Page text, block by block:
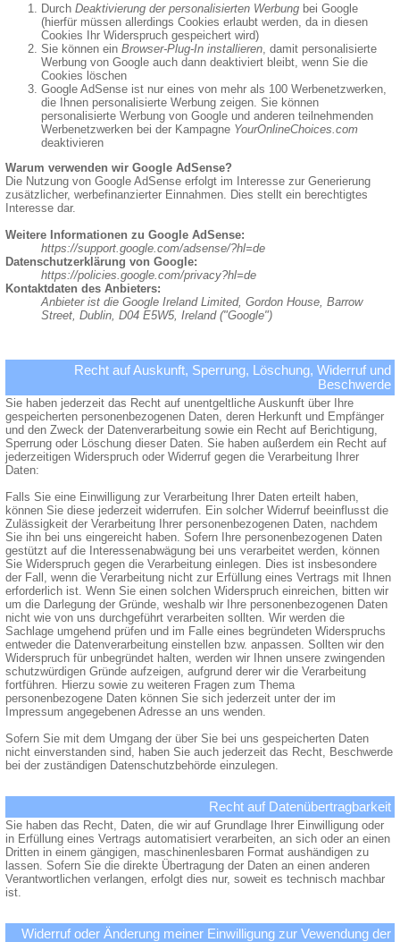
Durch Deaktivierung der personalisierten Werbung bei Google
(hierfür müssen allerdings Cookies erlaubt werden, da in diesen
Cookies Ihr Widerspruch gespeichert wird)
Sie können ein Browser-Plug-In installieren , damit personalisierte
Werbung von Google auch dann deaktiviert bleibt, wenn Sie die
Cookies löschen
Google AdSense ist nur eines von mehr als 100 Werbenetzwerken,
die Ihnen personalisierte Werbung zeigen. Sie können
personalisierte Werbung von Google und anderen teilnehmenden
Werbenetzwerken bei der Kampagne YourOnlineChoices.com
deaktivieren
Warum verwenden wir Google AdSense?
Die Nutzung von Google AdSense erfolgt im Interesse zur Generierung
zusätzlicher, werbefinanzierter Einnahmen. Dies stellt ein berechtigtes
Interesse dar.
Weitere Informationen zu Google AdSense:
https://support.google.com/adsense/?hl=de
Datenschutzerklärung von Google:
https://policies.google.com/privacy?hl=de
Kontaktdaten des Anbieters:
Anbieter ist die Google Ireland Limited, Gordon House, Barrow
Street, Dublin, D04 E5W5, Ireland ("Google")
Recht auf Auskunft, Sperrung, Löschung, Widerruf und
Beschwerde
Sie haben jederzeit das Recht auf unentgeltliche Auskunft über Ihre
gespeicherten personenbezogenen Daten, deren Herkunft und Empfänger
und den Zweck der Datenverarbeitung sowie ein Recht auf Berichtigung,
Sperrung oder Löschung dieser Daten. Sie haben außerdem ein Recht auf
jederzeitigen Widerspruch oder Widerruf gegen die Verarbeitung Ihrer
Daten:
Falls Sie eine Einwilligung zur Verarbeitung Ihrer Daten erteilt haben,
können Sie diese jederzeit widerrufen. Ein solcher Widerruf beeinflusst die
Zulässigkeit der Verarbeitung Ihrer personenbezogenen Daten, nachdem
Sie ihn bei uns eingereicht haben. Sofern Ihre personenbezogenen Daten
gestützt auf die Interessenabwägung bei uns verarbeitet werden, können
Sie Widerspruch gegen die Verarbeitung einlegen. Dies ist insbesondere
der Fall, wenn die Verarbeitung nicht zur Erfüllung eines Vertrags mit Ihnen
erforderlich ist. Wenn Sie einen solchen Widerspruch einreichen, bitten wir
um die Darlegung der Gründe, weshalb wir Ihre personenbezogenen Daten
nicht wie von uns durchgeführt verarbeiten sollten. Wir werden die
Sachlage umgehend prüfen und im Falle eines begründeten Widerspruchs
entweder die Datenverarbeitung einstellen bzw. anpassen. Sollten wir den
Widerspruch für unbegründet halten, werden wir Ihnen unsere zwingenden
schutzwürdigen Gründe aufzeigen, aufgrund derer wir die Verarbeitung
fortführen. Hierzu sowie zu weiteren Fragen zum Thema
personenbezogene Daten können Sie sich jederzeit unter der im
Impressum angegebenen Adresse an uns wenden.
Sofern Sie mit dem Umgang der über Sie bei uns gespeicherten Daten
nicht einverstanden sind, haben Sie auch jederzeit das Recht, Beschwerde
bei der zuständigen Datenschutzbehörde einzulegen.
Recht auf Datenübertragbarkeit
Sie haben das Recht, Daten, die wir auf Grundlage Ihrer Einwilligung oder
in Erfüllung eines Vertrags automatisiert verarbeiten, an sich oder an einen
Dritten in einem gängigen, maschinenlesbaren Format aushändigen zu
lassen. Sofern Sie die direkte Übertragung der Daten an einen anderen
Verantwortlichen verlangen, erfolgt dies nur, soweit es technisch machbar
ist.
Widerruf oder Änderung meiner Einwilligung zur Vewendung der